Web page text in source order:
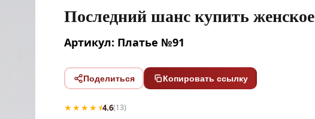
Последний шанс купить женское
Артикул: Платье №91
Поделиться Копировать ссылку
★★★★⯨4.6(13)